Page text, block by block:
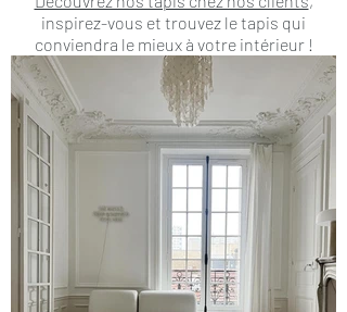
inspirez-vous et trouvez le tapis qui
conviendra le mieux à votre intérieur !